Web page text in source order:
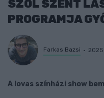
SZÓL SZENT
PROGRAMJA
Farkas Bazsi
A lovas színházi show